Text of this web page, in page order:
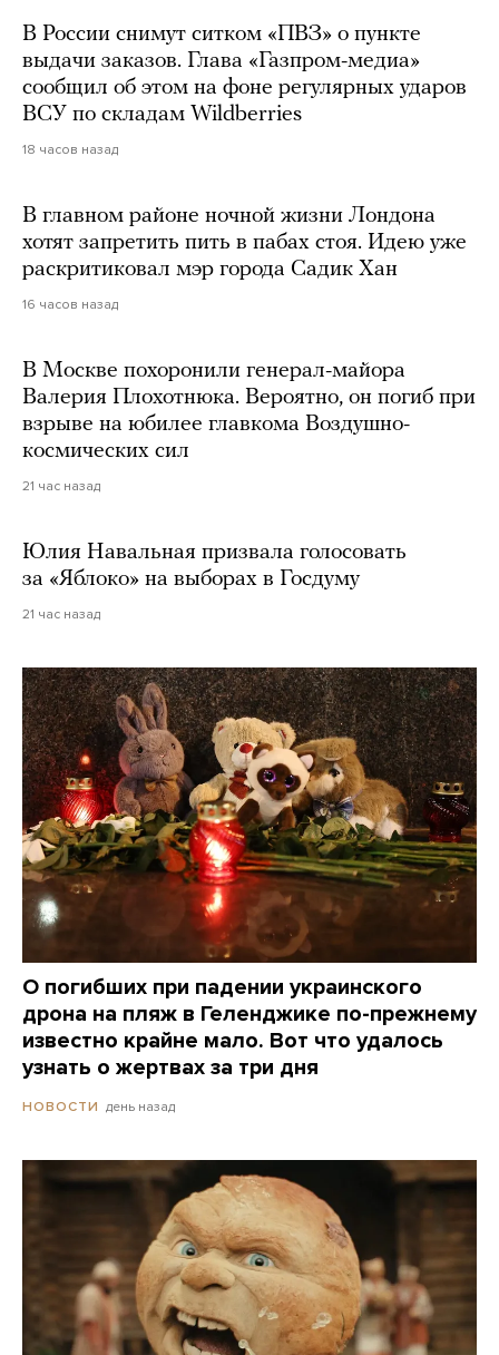
В России снимут ситком «ПВЗ» о пункте
выдачи заказов. Глава «Газпром-медиа»
сообщил об этом на фоне регулярных ударов
ВСУ по складам Wildberries
18 часов назад
В главном районе ночной жизни Лондона
хотят запретить пить в пабах стоя. Идею уже
раскритиковал мэр города Садик Хан
16 часов назад
В Москве похоронили генерал-майора
Валерия Плохотнюка. Вероятно, он погиб при
взрыве на юбилее главкома Воздушно-
космических сил
21 час назад
Юлия Навальная призвала голосовать
за «Яблоко» на выборах в Госдуму
21 час назад
О погибших при падении украинского
дрона на пляж в Геленджике по-прежнему
известно крайне мало. Вот что удалось
узнать о жертвах за три дня
НОВОСТИ день назад